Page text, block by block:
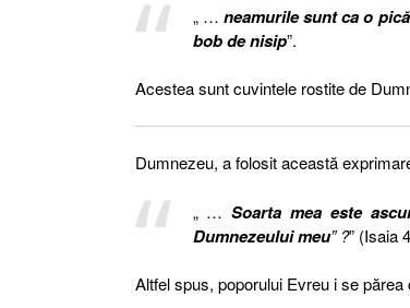
„ … neamurile sunt ca o
bob de nisip”.
Acestea sunt cuvintele rostite de
Dumnezeu, a folosit această
„ …Soarta mea este
Dumnezeului meu” ?” (Isaia
Altfel spus, poporului Evreu i se